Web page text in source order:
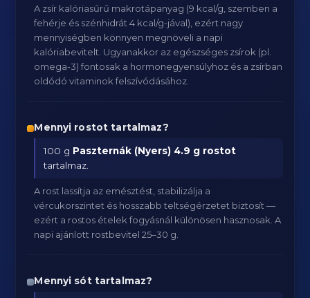
A zsír kalóriasűrű makrotápanyag (9 kcal/g, szemben a
fehérje és szénhidrát 4 kcal/g-jával), ezért nagy
mennyiségben könnyen megnöveli a napi
kalóriabevitelt. Ugyanakkor az egészséges zsírok (pl.
omega-3) fontosak a hormonegyensúlyhoz és a zsírban
oldódó vitaminok felszívódásához.
Mennyi rostot tartalmaz?
100 g Paszternák (Nyers) 4.9 g rostot
tartalmaz.
A rost lassítja az emésztést, stabilizálja a
vércukorszintet és hosszabb teltségérzetet biztosít —
ezért a rostos ételek fogyásnál különösen hasznosak. A
napi ajánlott rostbevitel 25–30 g.
Mennyi sót tartalmaz?